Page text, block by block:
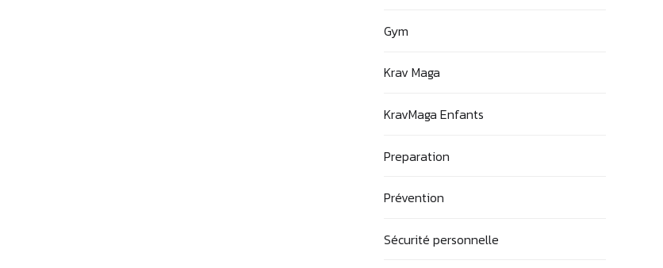
Gym
Krav Maga
KravMaga Enfants
Preparation
Prévention
Sécurité personnelle